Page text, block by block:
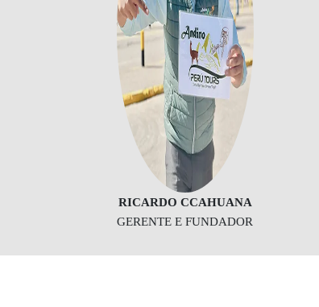
RICARDO CCAHUANA
GERENTE E FUNDADOR